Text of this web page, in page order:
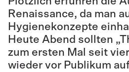
Renaissance, da man
Hygienekonzepte
Heute Abend sollten
zum ersten Mal seit
wieder vor Publikum